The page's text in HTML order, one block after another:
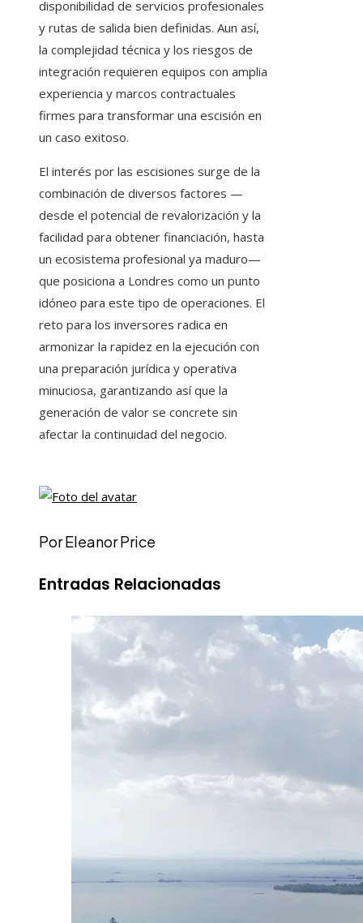
disponibilidad de servicios profesionales
y rutas de salida bien definidas. Aun así,
la complejidad técnica y los riesgos de
integración requieren equipos con amplia
experiencia y marcos contractuales
firmes para transformar una escisión en
un caso exitoso.
El interés por las escisiones surge de la
combinación de diversos factores —
desde el potencial de revalorización y la
facilidad para obtener financiación, hasta
un ecosistema profesional ya maduro—
que posiciona a Londres como un punto
idóneo para este tipo de operaciones. El
reto para los inversores radica en
armonizar la rapidez en la ejecución con
una preparación jurídica y operativa
minuciosa, garantizando así que la
generación de valor se concrete sin
afectar la continuidad del negocio.
Por Eleanor Price
Entradas Relacionadas